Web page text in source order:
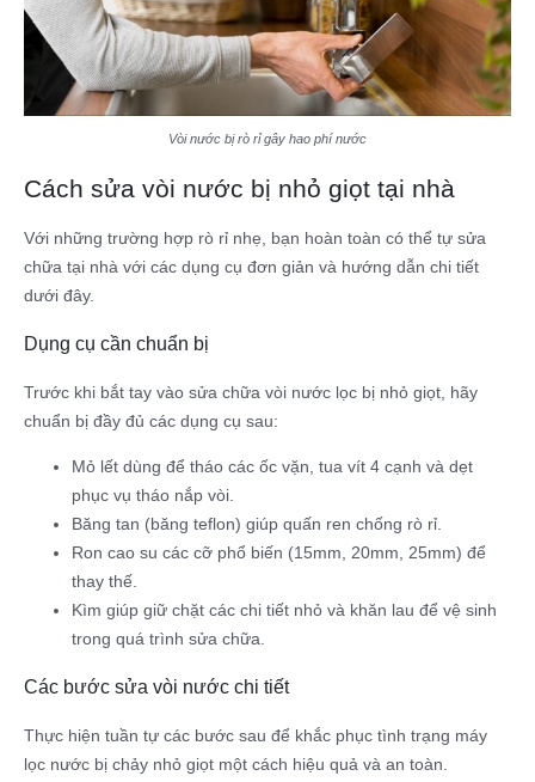
Vòi nước bị rò rỉ gây hao phí nước
Cách sửa vòi nước bị nhỏ giọt tại nhà
Với những trường hợp rò rỉ nhẹ, bạn hoàn toàn có thể tự sửa
chữa tại nhà với các dụng cụ đơn giản và hướng dẫn chi tiết
dưới đây.
Dụng cụ cần chuẩn bị
Trước khi bắt tay vào sửa chữa vòi nước lọc bị nhỏ giọt, hãy
chuẩn bị đầy đủ các dụng cụ sau:
Mỏ lết dùng để tháo các ốc vặn, tua vít 4 cạnh và dẹt
phục vụ tháo nắp vòi.
Băng tan (băng teflon) giúp quấn ren chống rò rỉ.
Ron cao su các cỡ phổ biến (15mm, 20mm, 25mm) để
thay thế.
Kìm giúp giữ chặt các chi tiết nhỏ và khăn lau để vệ sinh
trong quá trình sửa chữa.
Các bước sửa vòi nước chi tiết
Thực hiện tuần tự các bước sau để khắc phục tình trạng máy
lọc nước bị chảy nhỏ giọt một cách hiệu quả và an toàn.